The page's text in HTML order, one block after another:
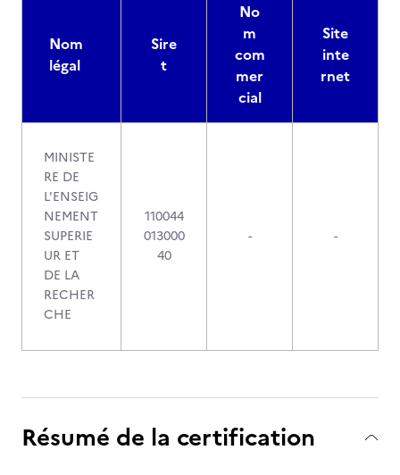
Nom
légal
Sire
t
No
m
com
mer
cial
Site
inte
rnet
MINISTE
RE DE
L'ENSEIG
NEMENT
SUPERIE
UR ET
DE LA
RECHER
CHE
110044
013000
40
- -
Résumé de la certification